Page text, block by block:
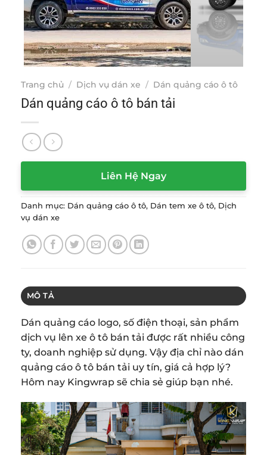
Trang chủ / Dịch vụ dán xe / Dán quảng cáo ô tô
Dán quảng cáo ô tô bán tải
Liên Hệ Ngay
Danh mục: Dán quảng cáo ô tô, Dán tem xe ô tô, Dịch
vụ dán xe
MÔ TẢ
Dán quảng cáo logo, số điện thoại, sản phẩm
dịch vụ lên xe ô tô bán tải được rất nhiều công
ty, doanh nghiệp sử dụng. Vậy địa chỉ nào dán
quảng cáo ô tô bán tải uy tín, giá cả hợp lý?
Hôm nay Kingwrap sẽ chia sẻ giúp bạn nhé.